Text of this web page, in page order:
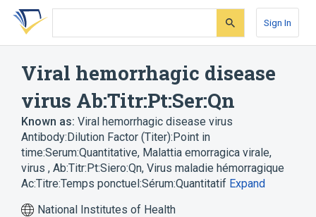
Skip
search
Skip
Skip
account
Sign In
Viral hemorrhagic disease
virus Ab:Titr:Pt:Ser:Qn
Known as: Viral hemorrhagic disease virus
Antibody:Dilution Factor (Titer):Point in
time:Serum:Quantitative, Malattia emorragica virale,
virus , Ab:Titr:Pt:Siero:Qn, Virus maladie hémorragique
Ac:Titre:Temps ponctuel:Sérum:Quantitatif Expand
National Institutes of Health